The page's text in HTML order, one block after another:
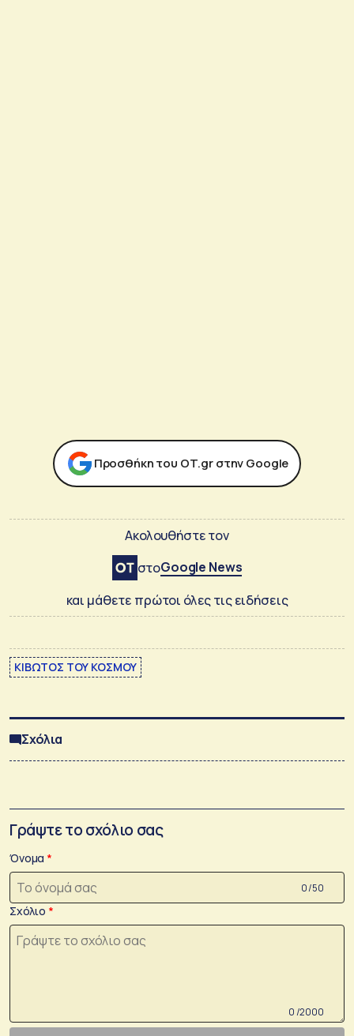
Προσθήκη του ΟΤ.gr στην Google
Ακολουθήστε τον
στοGoogle News
και μάθετε πρώτοι όλες τις ειδήσεις
ΚΙΒΩΤΟΣ ΤΟΥ ΚΟΣΜΟΥ
Σχόλια
Γράψτε το σχόλιο σας
Όνομα
0 /50
Σχόλιο
0 /2000